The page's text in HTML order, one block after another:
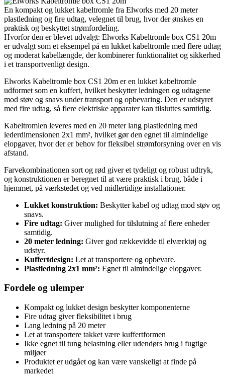
En kompakt og lukket kabeltromle fra Elworks med 20 meter
plastledning og fire udtag, velegnet til brug, hvor der ønskes en
praktisk og beskyttet strømfordeling.
Hvorfor den er blevet udvalgt: Elworks Kabeltromle box CS1 20m
er udvalgt som et eksempel på en lukket kabeltromle med flere udtag
og moderat kabellængde, der kombinerer funktionalitet og sikkerhed
i et transportvenligt design.
Elworks Kabeltromle box CS1 20m er en lukket kabeltromle
udformet som en kuffert, hvilket beskytter ledningen og udtagene
mod støv og snavs under transport og opbevaring. Den er udstyret
med fire udtag, så flere elektriske apparater kan tilsluttes samtidig.
Kabeltromlen leveres med en 20 meter lang plastledning med
lederdimensionen 2x1 mm², hvilket gør den egnet til almindelige
elopgaver, hvor der er behov for fleksibel strømforsyning over en vis
afstand.
Farvekombinationen sort og rød giver et tydeligt og robust udtryk,
og konstruktionen er beregnet til at være praktisk i brug, både i
hjemmet, på værkstedet og ved midlertidige installationer.
Lukket konstruktion: Beskytter kabel og udtag mod støv og
snavs.
Fire udtag: Giver mulighed for tilslutning af flere enheder
samtidig.
20 meter ledning: Giver god rækkevidde til elværktøj og
udstyr.
Kuffertdesign: Let at transportere og opbevare.
Plastledning 2x1 mm²: Egnet til almindelige elopgaver.
Fordele og ulemper
Kompakt og lukket design beskytter komponenterne
Fire udtag giver fleksibilitet i brug
Lang ledning på 20 meter
Let at transportere takket være kuffertformen
Ikke egnet til tung belastning eller udendørs brug i fugtige
miljøer
Produktet er udgået og kan være vanskeligt at finde på
markedet